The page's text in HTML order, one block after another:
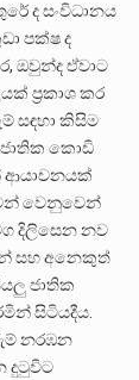
ද සංවිධානය
පක්ෂ ද
ඔවුන්ද ඒවාට
ප්‍රකාශ කර
සඳහා කිසිම
ජාතික කොඩි
ආයාචනයක්
වෙනුවෙන්
දිලිසෙන නව
සහ අනෙකුත්
ජාතික
සිටියදීය.
නරඹන
දුටුවිට